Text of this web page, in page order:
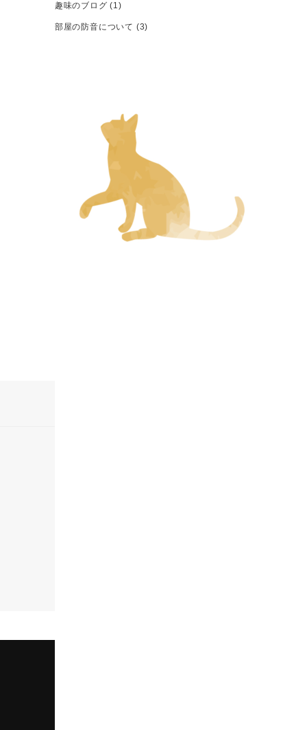
趣味のブログ (1)
部屋の防音について (3)